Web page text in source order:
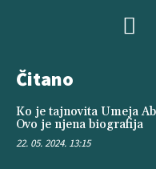
Čitano
Ko je tajnovita Umeja
Ovo je njena biografija
22. 05. 2024. 13:15